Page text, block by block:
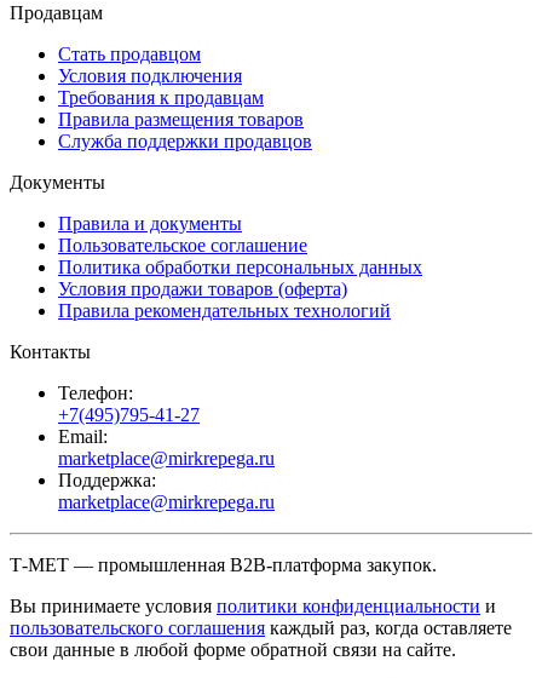
Продавцам
Стать продавцом
Условия подключения
Требования к продавцам
Правила размещения товаров
Служба поддержки продавцов
Документы
Правила и документы
Пользовательское соглашение
Политика обработки персональных данных
Условия продажи товаров (оферта)
Правила рекомендательных технологий
Контакты
Телефон:
+7(495)795-41-27
Email:
marketplace@mirkrepega.ru
Поддержка:
marketplace@mirkrepega.ru
Т-МЕТ — промышленная B2B-платформа закупок.
Вы принимаете условия политики конфиденциальности и
пользовательского соглашения каждый раз, когда оставляете
свои данные в любой форме обратной связи на сайте.